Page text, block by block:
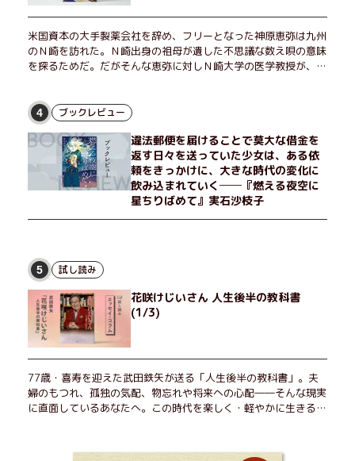
米国資本の大手製薬会社を辞め、フリーとなった神原恵弥は九州
のＮ崎を訪れた。Ｎ崎出身の祖母が遺した不思議な数え唄の意味
を探るためだ。だがそんな恵弥に対しＮ崎大学の医学教授が、米
恵弥は、まるで影のような存在の博士とまみえることはできるの
か？ そして、唄の歌詞「かたむくマリア」に込められた秘密と
は？ 謎めいたラストが鮮烈な余韻を残すシリーズ第四作！
4 ブックレビュー
違法郵便を届けることで莫大な借金を
返す日々を送っていた少女は、ある依
頼をきっかけに、大きな時代の変化に
飲み込まれていく──『燃える夜空に
星ちりばめて』実石沙枝子
5 試し読み
花咲けじいさん 人生後半の教科書
(1/3)
77歳・喜寿を迎えた武田鉄矢が送る「人生後半の教科書」。夫
婦のもつれ、孤独の気配、物忘れや将来への心配――そんな現実
に直面しているあなたへ。この時代を楽しく・軽やかに生きるヒ
ら！ 読むだけで前向きになれる一冊。